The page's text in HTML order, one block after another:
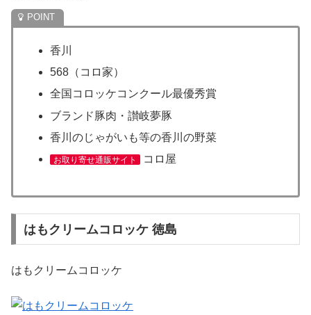
香川
568（コロ家）
全国コロッケコンクール最優秀賞
ブランド豚肉・讃岐夢豚
香川のじゃがいも等の香川の野菜
お取り寄せ通販サイト コロ屋
はもクリームコロッケ 徳島
はもクリームコロッケ